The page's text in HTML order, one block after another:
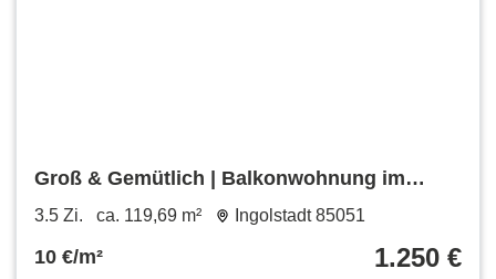
Groß & Gemütlich | Balkonwohnung im
ruhigen Zuchering
3.5 Zi. ca. 119,69 m² Ingolstadt 85051
10 €/m² 1.250 €